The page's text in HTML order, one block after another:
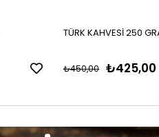
TÜRK KAHVESİ 250
₺425,00
₺450,00